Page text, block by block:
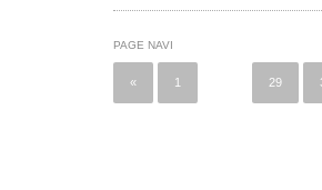
PAGE NAVI
« 1 29